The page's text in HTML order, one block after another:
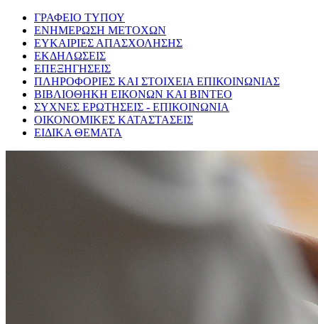
ΓΡΑΦΕΙΟ ΤΥΠΟΥ
ΕΝΗΜΕΡΩΣΗ ΜΕΤΟΧΩΝ
ΕΥΚΑΙΡΙΕΣ ΑΠΑΣΧΟΛΗΣΗΣ
ΕΚΔΗΛΩΣΕΙΣ
ΕΠΕΞΗΓΗΣΕΙΣ
ΠΛΗΡΟΦΟΡΙΕΣ ΚΑΙ ΣΤΟΙΧΕΙΑ ΕΠΙΚΟΙΝΩΝΙΑΣ
ΒΙΒΛΙΟΘΗΚΗ ΕΙΚΟΝΩΝ ΚΑΙ ΒΙΝΤΕΟ
ΣΥΧΝΕΣ ΕΡΩΤΗΣΕΙΣ - ΕΠΙΚΟΙΝΩΝΙΑ
ΟΙΚΟΝΟΜΙΚΕΣ ΚΑΤΑΣΤΑΣΕΙΣ
ΕΙΔΙΚΑ ΘΕΜΑΤΑ